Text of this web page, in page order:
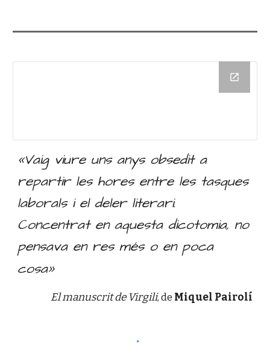
«Vaig viure uns anys obsedit a
repartir les hores entre les tasques
laborals i el deler literari.
Concentrat en aquesta dicotomia, no
pensava en res més o en poca
cosa»
El manuscrit de Virgili, de Miquel Pairolí